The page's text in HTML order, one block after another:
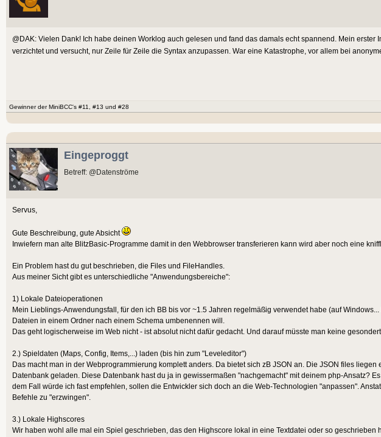
@DAK: Vielen Dank! Ich habe deinen Worklog auch gelesen und fand das damals echt spannend. Mein
verzichtet und versucht, nur Zeile für Zeile die Syntax anzupassen. War eine Katastrophe, vor allem bei
Gewinner der MiniBCC's #11, #13 und #28
Eingeproggt
Betreff: @Datenströme
Servus,
Gute Beschreibung, gute Absicht
Inwiefern man alte BlitzBasic-Programme damit in den Webbrowser transferieren kann wird aber noch eine
Ein Problem hast du gut beschrieben, die Files und FileHandles.
Aus meiner Sicht gibt es unterschiedliche "Anwendungsbereiche":
1) Lokale Dateioperationen
Mein Lieblings-Anwendungsfall, für den ich BB bis vor ~1.5 Jahren regelmäßig verwendet habe (auf
Dateien in einem Ordner nach einem Schema umbenennen will.
Das geht logischerweise im Web nicht - ist absolut nicht dafür gedacht. Und darauf müsste man keine
2.) Spieldaten (Maps, Config, Items,...) laden (bis hin zum "Leveleditor")
Das macht man in der Webprogrammierung komplett anders. Da bietet sich zB JSON an. Die JSON files
Datenbank geladen. Diese Datenbank hast du ja in gewissermaßen "nachgemacht" mit deinem php-Ansatz?
dem Fall würde ich fast empfehlen, sollen die Entwickler sich doch an die Web-Technologien "anpassen".
Befehle zu "erzwingen".
3.) Lokale Highscores
Wir haben wohl alle mal ein Spiel geschrieben, das den Highscore lokal in eine Textdatei oder so